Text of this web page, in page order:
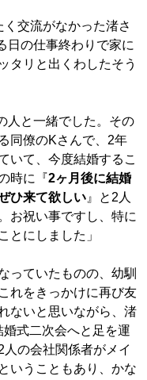
交流がなかった渚さ
日の仕事終わりで家に
タリと出くわしたそう
人と一緒でした。その
同僚のKさんで、2年
いて、今度結婚するこ
時に『2ヶ月後に結婚
ひ来て欲しい 』と2人
お祝い事ですし、特に
とにしました」
っていたものの、幼馴
れをきっかけに再び友
ないと思いながら、渚
式二次会へと足を運
の会社関係者がメイ
いうこともあり、かな